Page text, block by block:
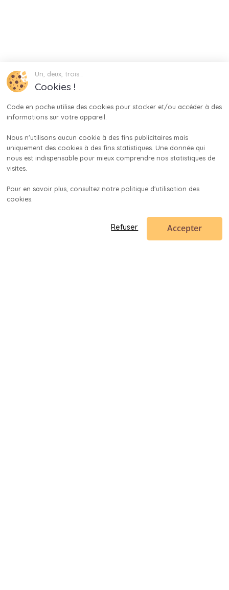
Un, deux, trois…
Cookies !
Code en poche utilise des cookies pour stocker et/ou accéder à des
informations sur votre appareil.
Nous n'utilisons aucun cookie à des fins publicitaires mais
uniquement des cookies à des fins statistiques. Une donnée qui
nous est indispensable pour mieux comprendre nos statistiques de
visites.
Pour en savoir plus, consultez notre politique d'utilisation des
cookies.
Refuser Accepter